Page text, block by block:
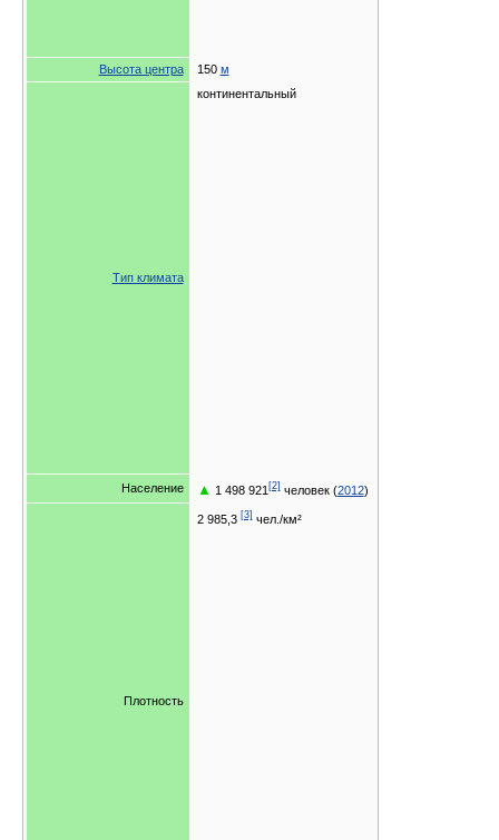
Высота центра 150 м
Тип климата
континентальный
Население ▲ 1 498 921 [2]человек (2012)
Плотность
2 985,3 [3]чел./км²